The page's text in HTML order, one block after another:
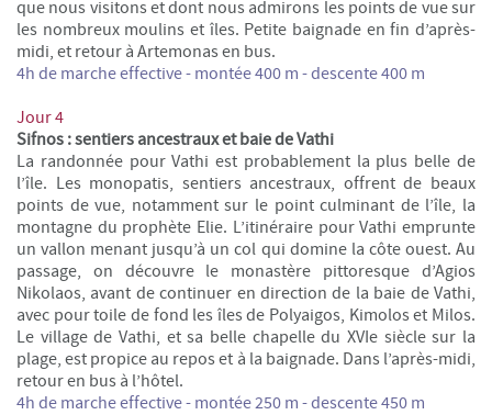
que nous visitons et dont nous admirons les points de vue sur
les nombreux moulins et îles. Petite baignade en fin d’après-
midi, et retour à Artemonas en bus.
4h de marche effective - montée 400 m - descente 400 m
Jour 4
Sifnos : sentiers ancestraux et baie de Vathi
La randonnée pour Vathi est probablement la plus belle de
l’île. Les monopatis, sentiers ancestraux, offrent de beaux
points de vue, notamment sur le point culminant de l’île, la
montagne du prophète Elie. L’itinéraire pour Vathi emprunte
un vallon menant jusqu’à un col qui domine la côte ouest. Au
passage, on découvre le monastère pittoresque d’Agios
Nikolaos, avant de continuer en direction de la baie de Vathi,
avec pour toile de fond les îles de Polyaigos, Kimolos et Milos.
Le village de Vathi, et sa belle chapelle du XVIe siècle sur la
plage, est propice au repos et à la baignade. Dans l’après-midi,
retour en bus à l’hôtel.
4h de marche effective - montée 250 m - descente 450 m